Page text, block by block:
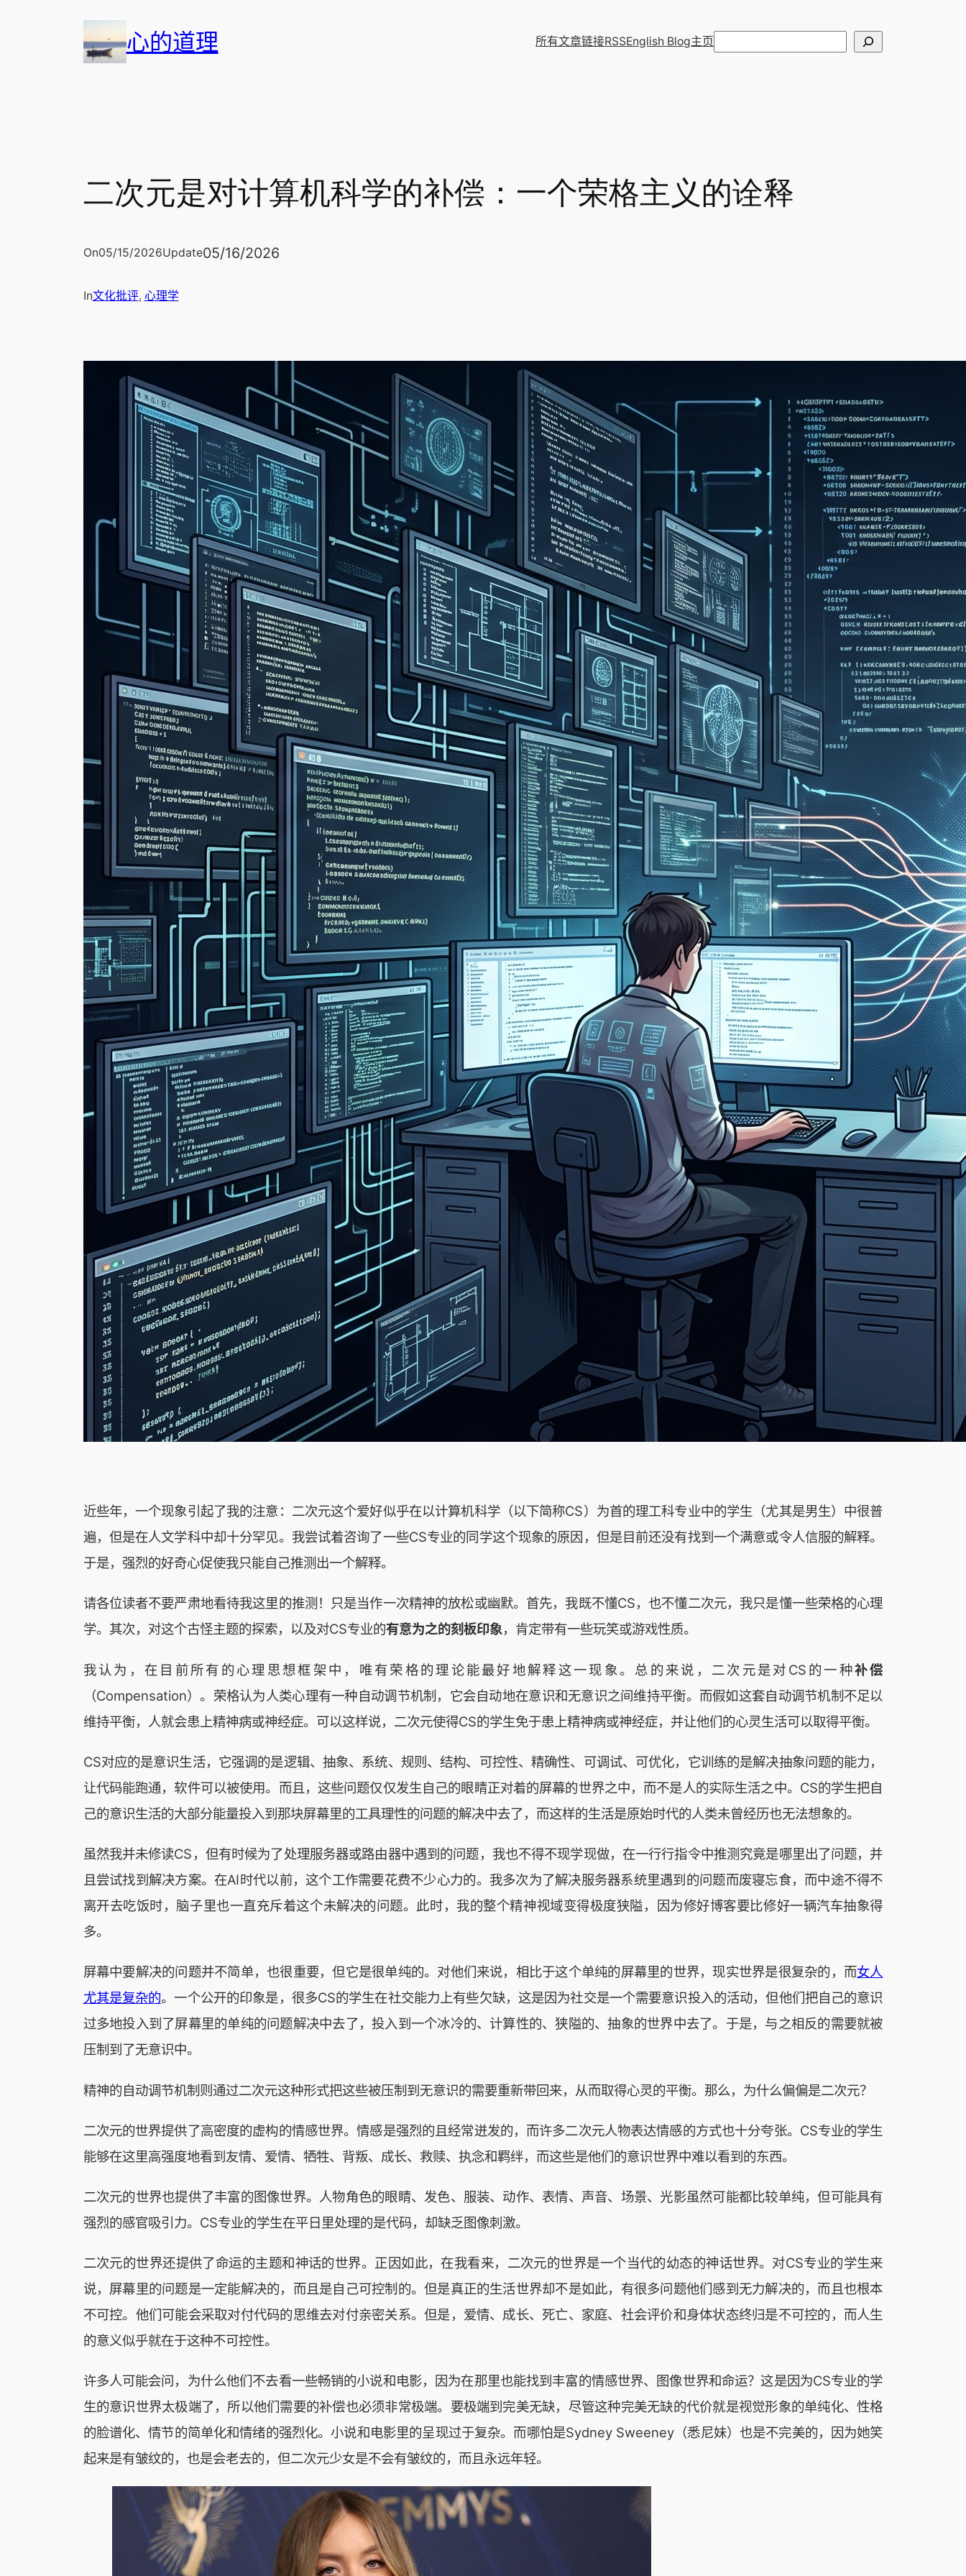
心的道理 所有文章链接RSSEnglish Blog主页搜
二次元是对计算机科学的补偿：一个荣格主义的诠释
On05/15/2026Update05/16/2026
In文化批评, 心理学
近些年，一个现象引起了我的注意：二次元这个爱好似乎在以计算机科学（以下简称CS）为首的理工科专业中的学生（尤其是男生）中很普
遍，但是在人文学科中却十分罕见。我尝试着咨询了一些CS专业的同学这个现象的原因，但是目前还没有找到一个满意或令人信服的解释。
于是，强烈的好奇心促使我只能自己推测出一个解释。
请各位读者不要严肃地看待我这里的推测！只是当作一次精神的放松或幽默。首先，我既不懂CS，也不懂二次元，我只是懂一些荣格的心理
学。其次，对这个古怪主题的探索，以及对CS专业的有意为之的刻板印象，肯定带有一些玩笑或游戏性质。
我认为，在目前所有的心理思想框架中，唯有荣格的理论能最好地解释这一现象。总的来说，二次元是对CS的一种补偿
（Compensation）。荣格认为人类心理有一种自动调节机制，它会自动地在意识和无意识之间维持平衡。而假如这套自动调节机制不足以
维持平衡，人就会患上精神病或神经症。可以这样说，二次元使得CS的学生免于患上精神病或神经症，并让他们的心灵生活可以取得平衡。
CS对应的是意识生活，它强调的是逻辑、抽象、系统、规则、结构、可控性、精确性、可调试、可优化，它训练的是解决抽象问题的能力，
让代码能跑通，软件可以被使用。而且，这些问题仅仅发生自己的眼睛正对着的屏幕的世界之中，而不是人的实际生活之中。CS的学生把自
己的意识生活的大部分能量投入到那块屏幕里的工具理性的问题的解决中去了，而这样的生活是原始时代的人类未曾经历也无法想象的。
虽然我并未修读CS，但有时候为了处理服务器或路由器中遇到的问题，我也不得不现学现做，在一行行指令中推测究竟是哪里出了问题，并
且尝试找到解决方案。在AI时代以前，这个工作需要花费不少心力的。我多次为了解决服务器系统里遇到的问题而废寝忘食，而中途不得不
离开去吃饭时，脑子里也一直充斥着这个未解决的问题。此时，我的整个精神视域变得极度狭隘，因为修好博客要比修好一辆汽车抽象得
多。
屏幕中要解决的问题并不简单，也很重要，但它是很单纯的。对他们来说，相比于这个单纯的屏幕里的世界，现实世界是很复杂的，而女人
尤其是复杂的。一个公开的印象是，很多CS的学生在社交能力上有些欠缺，这是因为社交是一个需要意识投入的活动，但他们把自己的意识
过多地投入到了屏幕里的单纯的问题解决中去了，投入到一个冰冷的、计算性的、狭隘的、抽象的世界中去了。于是，与之相反的需要就被
压制到了无意识中。
精神的自动调节机制则通过二次元这种形式把这些被压制到无意识的需要重新带回来，从而取得心灵的平衡。那么，为什么偏偏是二次元？
二次元的世界提供了高密度的虚构的情感世界。情感是强烈的且经常迸发的，而许多二次元人物表达情感的方式也十分夸张。CS专业的学生
能够在这里高强度地看到友情、爱情、牺牲、背叛、成长、救赎、执念和羁绊，而这些是他们的意识世界中难以看到的东西。
二次元的世界也提供了丰富的图像世界。人物角色的眼睛、发色、服装、动作、表情、声音、场景、光影虽然可能都比较单纯，但可能具有
强烈的感官吸引力。CS专业的学生在平日里处理的是代码，却缺乏图像刺激。
二次元的世界还提供了命运的主题和神话的世界。正因如此，在我看来，二次元的世界是一个当代的幼态的神话世界。对CS专业的学生来
说，屏幕里的问题是一定能解决的，而且是自己可控制的。但是真正的生活世界却不是如此，有很多问题他们感到无力解决的，而且也根本
不可控。他们可能会采取对付代码的思维去对付亲密关系。但是，爱情、成长、死亡、家庭、社会评价和身体状态终归是不可控的，而人生
的意义似乎就在于这种不可控性。
许多人可能会问，为什么他们不去看一些畅销的小说和电影，因为在那里也能找到丰富的情感世界、图像世界和命运？这是因为CS专业的学
生的意识世界太极端了，所以他们需要的补偿也必须非常极端。要极端到完美无缺，尽管这种完美无缺的代价就是视觉形象的单纯化、性格
的脸谱化、情节的简单化和情绪的强烈化。小说和电影里的呈现过于复杂。而哪怕是Sydney Sweeney（悉尼妹）也是不完美的，因为她笑
起来是有皱纹的，也是会老去的，但二次元少女是不会有皱纹的，而且永远年轻。